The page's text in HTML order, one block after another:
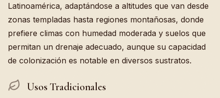
Latinoamérica, adaptándose a altitudes que van desde
zonas templadas hasta regiones montañosas, donde
prefiere climas con humedad moderada y suelos que
permitan un drenaje adecuado, aunque su capacidad
de colonización es notable en diversos sustratos.
Usos Tradicionales